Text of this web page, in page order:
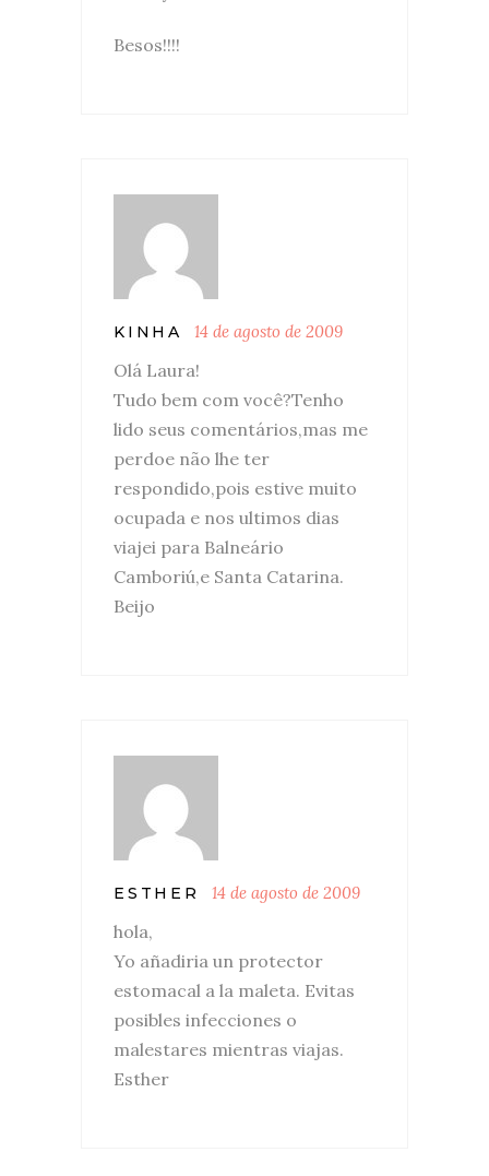
Besos!!!!
KINHA 14 de agosto de 2009
Olá Laura!
Tudo bem com você?Tenho
lido seus comentários,mas me
perdoe não lhe ter
respondido,pois estive muito
ocupada e nos ultimos dias
viajei para Balneário
Camboriú,e Santa Catarina.
Beijo
ESTHER 14 de agosto de 2009
hola,
Yo añadiria un protector
estomacal a la maleta. Evitas
posibles infecciones o
malestares mientras viajas.
Esther